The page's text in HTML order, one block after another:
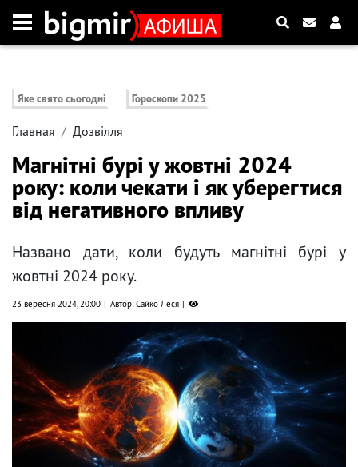
Яке свято сьогодні Гороскопи 2025
Главная Дозвілля
Магнітні бурі у жовтні 2024
року: коли чекати і як уберегтися
від негативного впливу
Названо дати, коли будуть магнітні бурі у
жовтні 2024 року.
23 вересня 2024, 20:00 Автор: Сайко Леся